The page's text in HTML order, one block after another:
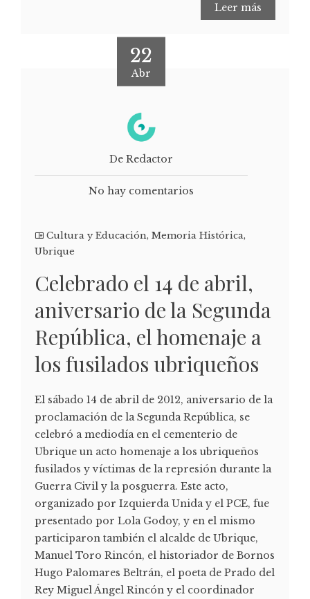
Leer más
22
Abr
De Redactor
No hay comentarios
Cultura y Educación, Memoria Histórica,
Ubrique
Celebrado el 14 de abril,
aniversario de la Segunda
República, el homenaje a
los fusilados ubriqueños
El sábado 14 de abril de 2012, aniversario de la
proclamación de la Segunda República, se
celebró a mediodía en el cementerio de
Ubrique un acto homenaje a los ubriqueños
fusilados y víctimas de la represión durante la
Guerra Civil y la posguerra. Este acto,
organizado por Izquierda Unida y el PCE, fue
presentado por Lola Godoy, y en el mismo
participaron también el alcalde de Ubrique,
Manuel Toro Rincón, el historiador de Bornos
Hugo Palomares Beltrán, el poeta de Prado del
Rey Miguel Ángel Rincón y el coordinador